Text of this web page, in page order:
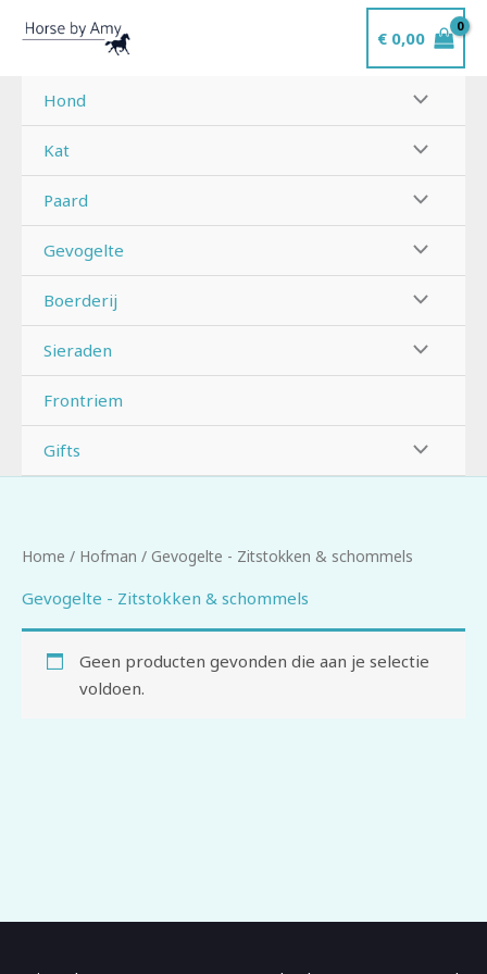
naar
inhoud
€0,00
Hond
Kat
Paard
Gevogelte
Boerderij
Sieraden
Frontriem
Gifts
Home / Hofman / Gevogelte - Zitstokken & schommels
Gevogelte - Zitstokken & schommels
Geen producten gevonden die aan je selectie
voldoen.